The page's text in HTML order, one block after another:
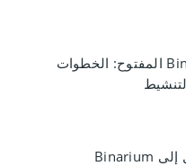
حساب Binarium المفتوح: الخطوات
تسجيل الدخول إلى Binarium